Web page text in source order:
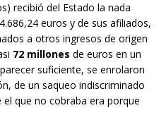
recibió del Estado la nada
euros y de sus afiliados,
a otros ingresos de origen
72 millones de euros en un
suficiente, se enrolaron
de un saqueo indiscriminado
el que no cobraba era porque